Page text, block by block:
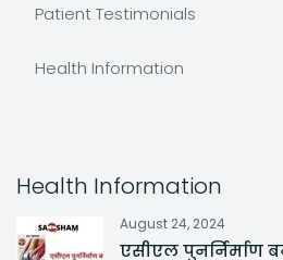
Patient Testimonials
Health Information
Health Information
August 24, 2024
एसीएल पुनर्निर्माण